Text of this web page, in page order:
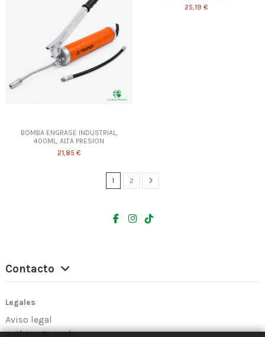
BOMBA ENGRASE INDUSTRIAL,
400ML, ALTA PRESION
21,85 €
25,19 €
1 2
Contacto
Legales
Aviso legal
Política de envío